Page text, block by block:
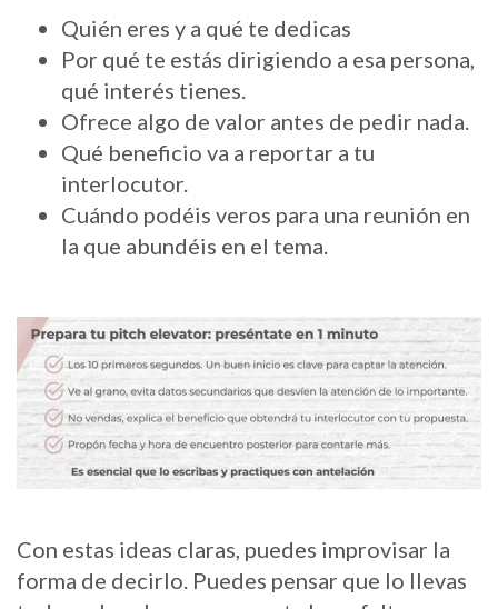
Quién eres y a qué te dedicas
Por qué te estás dirigiendo a esa persona,
qué interés tienes.
Ofrece algo de valor antes de pedir nada.
Qué beneficio va a reportar a tu
interlocutor.
Cuándo podéis veros para una reunión en
la que abundéis en el tema.
Con estas ideas claras, puedes improvisar la
forma de decirlo. Puedes pensar que lo llevas